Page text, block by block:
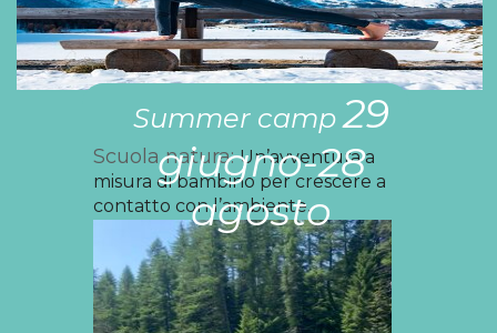
Summer camp29
giugno-28
agosto
Scuola natura:Un’avventura a
misura di bambino per crescere a
contatto con l’ambiente.